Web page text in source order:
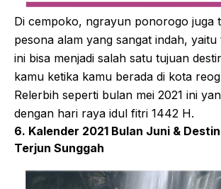
Di cempoko, ngrayun ponorogo juga
pesona alam yang sangat indah,
ini bisa menjadi salah satu tujuan
kamu ketika kamu berada di kota
Relerbih seperti bulan mei 2021 ini
dengan hari raya idul fitri 1442 H.
6. Kalender 2021 Bulan Juni &
Terjun Sunggah